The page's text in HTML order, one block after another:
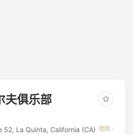
夫俱乐部
52, La Quinta, California (CA) 地图 ›